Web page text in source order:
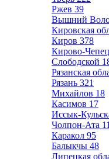
Ржев 39
Вышний
Кировская
Киров 378
Кирово-
Слободской
Рязанская
Рязань 321
Михайлов 18
Касимов 17
Иссык-
Чолпон-Ата
Каракол 95
Балыкчы 48
Липецкая